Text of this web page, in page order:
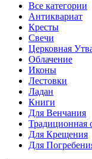
Все категории
Антиквариат
Кресты
Свечи
Церковная
Облачение
Иконы
Лестовки
Ладан
Книги
Для Венчания
Традиционная
Для Крещения
Для